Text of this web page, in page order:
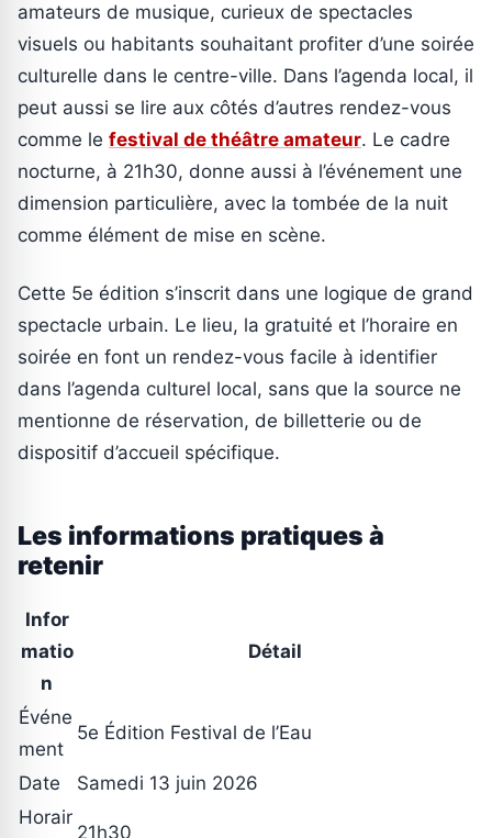
amateurs de musique, curieux de spectacles
visuels ou habitants souhaitant profiter d’une soirée
culturelle dans le centre-ville. Dans l’agenda local, il
peut aussi se lire aux côtés d’autres rendez-vous
comme le festival de théâtre amateur. Le cadre
nocturne, à 21h30, donne aussi à l’événement une
dimension particulière, avec la tombée de la nuit
comme élément de mise en scène.
Cette 5e édition s’inscrit dans une logique de grand
spectacle urbain. Le lieu, la gratuité et l’horaire en
soirée en font un rendez-vous facile à identifier
dans l’agenda culturel local, sans que la source ne
mentionne de réservation, de billetterie ou de
dispositif d’accueil spécifique.
Les informations pratiques à
retenir
Infor
matio
n
Détail
Événe
ment
5e Édition Festival de l’Eau
Date
Samedi 13 juin 2026
Horair
21h30